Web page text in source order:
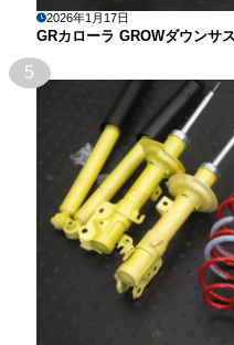
2026年1月17日
GRカローラ GROWダウンサ
5